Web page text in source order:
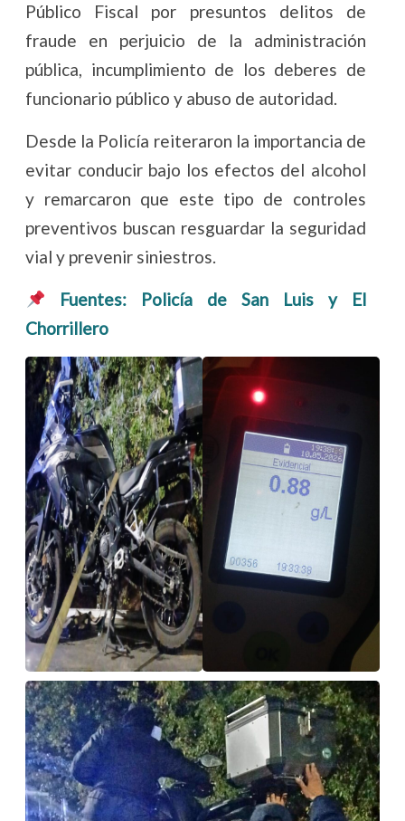
Público Fiscal por presuntos delitos de
fraude en perjuicio de la administración
pública, incumplimiento de los deberes de
funcionario público y abuso de autoridad.
Desde la Policía reiteraron la importancia de
evitar conducir bajo los efectos del alcohol
y remarcaron que este tipo de controles
preventivos buscan resguardar la seguridad
vial y prevenir siniestros.
Fuentes: Policía de San Luis y El
Chorrillero